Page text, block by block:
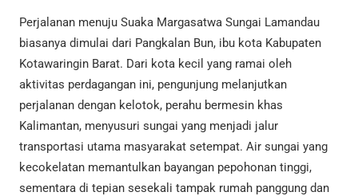
Perjalanan menuju Suaka Margasatwa Sungai Lamandau
biasanya dimulai dari Pangkalan Bun, ibu kota Kabupaten
Kotawaringin Barat. Dari kota kecil yang ramai oleh
aktivitas perdagangan ini, pengunjung melanjutkan
perjalanan dengan kelotok, perahu bermesin khas
Kalimantan, menyusuri sungai yang menjadi jalur
transportasi utama masyarakat setempat. Air sungai yang
kecokelatan memantulkan bayangan pepohonan tinggi,
sementara di tepian sesekali tampak rumah panggung dan